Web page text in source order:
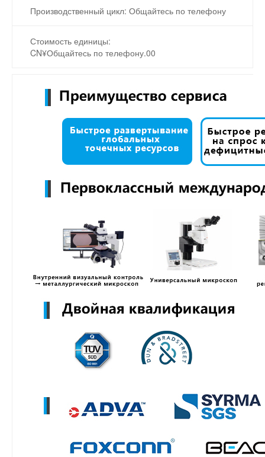
Производственный цикл: Общайтесь по телефону
Стоимость единицы:
CN¥Общайтесь по телефону.00
MZWLR15THBLA-00B07
MZ3LO7T6HBLT-00B07
MZ3LO1T9HCJR-00B07